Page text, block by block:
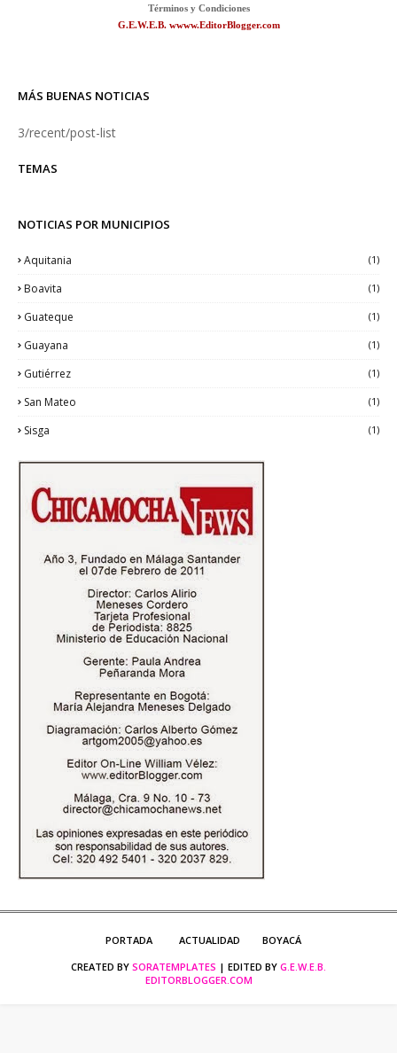
Términos y Condiciones
G.E.W.E.B. wwww.EditorBlogger.com
MÁS BUENAS NOTICIAS
3/recent/post-list
TEMAS
NOTICIAS POR MUNICIPIOS
Aquitania (1)
Boavita (1)
Guateque (1)
Guayana (1)
Gutiérrez (1)
San Mateo (1)
Sisga (1)
PORTADA ACTUALIDAD
BOYACÁ
CREATED BY SORATEMPLATES | EDITED BY G.E.W.E.B.
EDITORBLOGGER.COM